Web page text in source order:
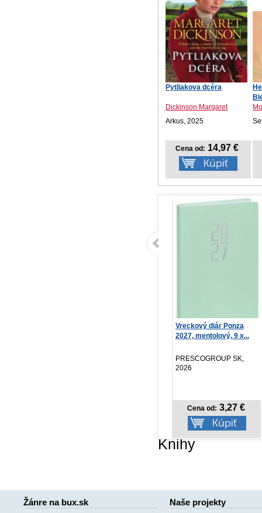
Pytliakova dcéra
Dickinson Margaret
Arkus, 2025
Cena od: 14,97 €
Vreckový diár Ponza
2027, mentolový, 9 x...
PRESCOGROUP SK,
2026
Cena od:3,27 €
Knihy
Žánre na bux.sk Naše projekty